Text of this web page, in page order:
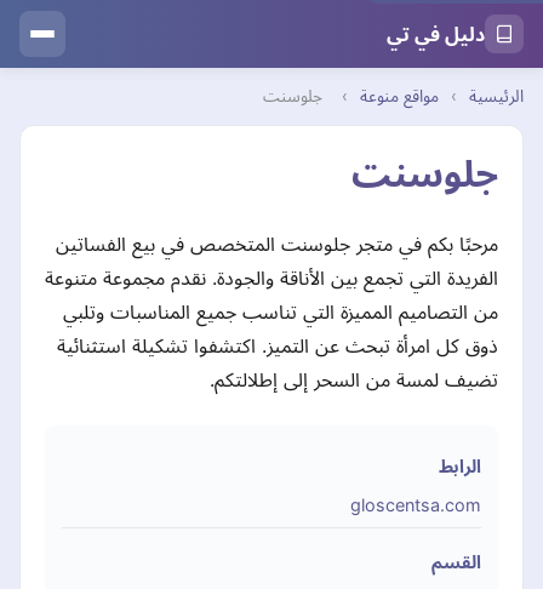
دليل في تي
الرئيسية › مواقع منوعة › جلوسنت
جلوسنت
مرحبًا بكم في متجر جلوسنت المتخصص في بيع الفساتين
الفريدة التي تجمع بين الأناقة والجودة. نقدم مجموعة متنوعة
من التصاميم المميزة التي تناسب جميع المناسبات وتلبي
ذوق كل امرأة تبحث عن التميز. اكتشفوا تشكيلة استثنائية
تضيف لمسة من السحر إلى إطلالتكم.
الرابط
gloscentsa.com
القسم